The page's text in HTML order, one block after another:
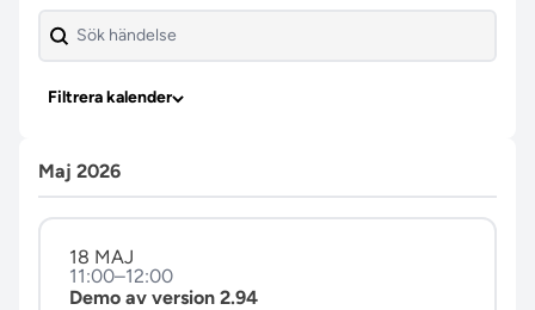
Filtrera kalender
Maj 2026
18 MAJ
11:00–12:00
Demo av version 2.94